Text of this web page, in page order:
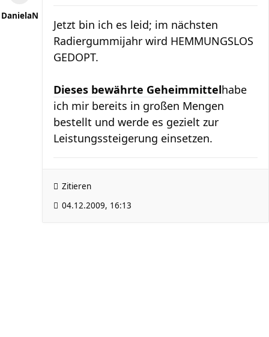
DanielaN
Jetzt bin ich es leid; im nächsten
Radiergummijahr wird HEMMUNGSLOS
GEDOPT.
Dieses bewährte Geheimmittelhabe
ich mir bereits in großen Mengen
bestellt und werde es gezielt zur
Leistungssteigerung einsetzen.
Zitieren
04.12.2009, 16:13